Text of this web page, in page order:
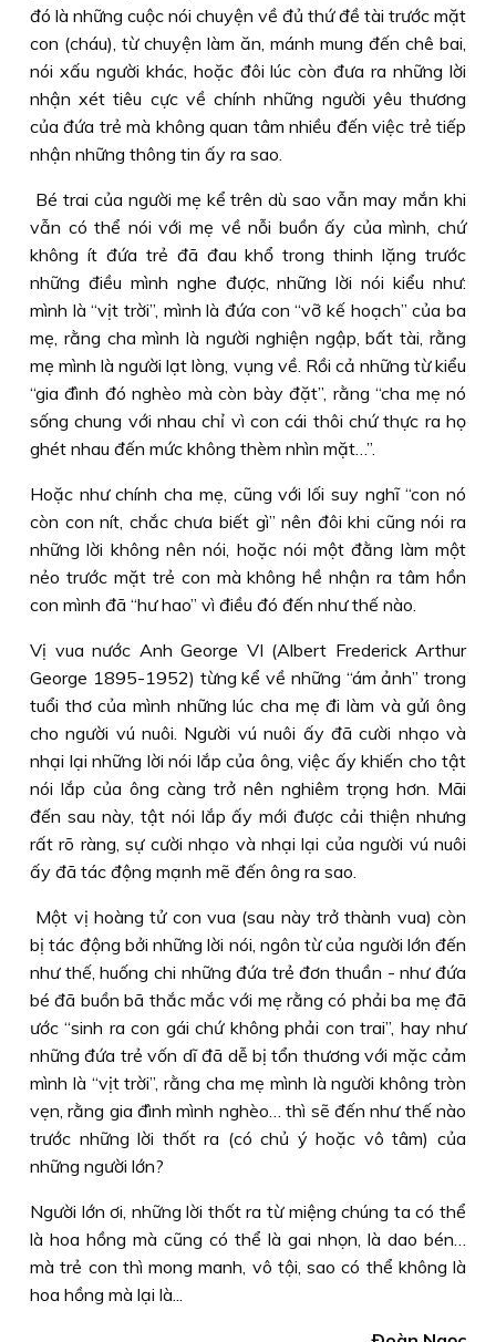
đó là những cuộc nói chuyện về đủ thứ đề tài trước mặt
con (cháu), từ chuyện làm ăn, mánh mung đến chê bai,
nói xấu người khác, hoặc đôi lúc còn đưa ra những lời
nhận xét tiêu cực về chính những người yêu thương
của đứa trẻ mà không quan tâm nhiều đến việc trẻ tiếp
nhận những thông tin ấy ra sao.
Bé trai của người mẹ kể trên dù sao vẫn may mắn khi
vẫn có thể nói với mẹ về nỗi buồn ấy của mình, chứ
không ít đứa trẻ đã đau khổ trong thinh lặng trước
những điều mình nghe được, những lời nói kiểu như:
mình là “vịt trời”, mình là đứa con “vỡ kế hoạch” của ba
mẹ, rằng cha mình là người nghiện ngập, bất tài, rằng
mẹ mình là người lạt lòng, vụng về. Rồi cả những từ kiểu
“gia đình đó nghèo mà còn bày đặt”, rằng “cha mẹ nó
sống chung với nhau chỉ vì con cái thôi chứ thực ra họ
ghét nhau đến mức không thèm nhìn mặt…”.
Hoặc như chính cha mẹ, cũng với lối suy nghĩ “con nó
còn con nít, chắc chưa biết gì” nên đôi khi cũng nói ra
những lời không nên nói, hoặc nói một đằng làm một
nẻo trước mặt trẻ con mà không hề nhận ra tâm hồn
con mình đã “hư hao” vì điều đó đến như thế nào.
Vị vua nước Anh George VI (Albert Frederick Arthur
George 1895-1952) từng kể về những “ám ảnh” trong
tuổi thơ của mình những lúc cha mẹ đi làm và gửi ông
cho người vú nuôi. Người vú nuôi ấy đã cười nhạo và
nhại lại những lời nói lắp của ông, việc ấy khiến cho tật
nói lắp của ông càng trở nên nghiêm trọng hơn. Mãi
đến sau này, tật nói lắp ấy mới được cải thiện nhưng
rất rõ ràng, sự cười nhạo và nhại lại của người vú nuôi
ấy đã tác động mạnh mẽ đến ông ra sao.
Một vị hoàng tử con vua (sau này trở thành vua) còn
bị tác động bởi những lời nói, ngôn từ của người lớn đến
như thế, huống chi những đứa trẻ đơn thuần - như đứa
bé đã buồn bã thắc mắc với mẹ rằng có phải ba mẹ đã
ước “sinh ra con gái chứ không phải con trai”, hay như
những đứa trẻ vốn dĩ đã dễ bị tổn thương với mặc cảm
mình là “vịt trời”, rằng cha mẹ mình là người không tròn
vẹn, rằng gia đình mình nghèo… thì sẽ đến như thế nào
trước những lời thốt ra (có chủ ý hoặc vô tâm) của
những người lớn?
Người lớn ơi, những lời thốt ra từ miệng chúng ta có thể
là hoa hồng mà cũng có thể là gai nhọn, là dao bén…
mà trẻ con thì mong manh, vô tội, sao có thể không là
hoa hồng mà lại là...